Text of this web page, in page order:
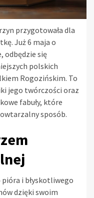
przygotowała dla
Już 6 maja o
odbędzie się
polskich
Rogozińskim. To
jego twórczości oraz
fabuły, które
sposób.
i błyskotliwego
dzięki swoim